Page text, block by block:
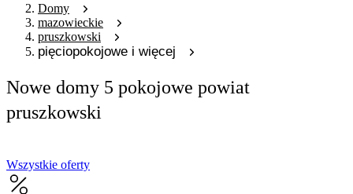
Domy
mazowieckie
pruszkowski
pięciopokojowe i więcej
Nowe domy 5 pokojowe powiat
pruszkowski
Wszystkie oferty